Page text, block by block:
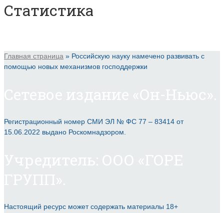
Статистика
Главная страница » Российскую науку намечено развивать с
помощью новых механизмов господдержки
Регистрационный номер СМИ ЭЛ № ФС 77 – 83414 от
15.06.2022 выдано Роскомнадзором.
Настоящий ресурс может содержать материалы 18+